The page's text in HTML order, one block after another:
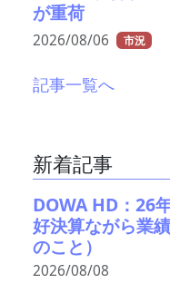
が重荷
2026/08/06 市況
記事一覧へ
新着記事
DOWA HD：26
好決算ながら業
のこと）
2026/08/08